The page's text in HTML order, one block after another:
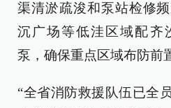
渠清淤疏浚和泵站检修
沉广场等低洼区域配齐
泵，确保重点区域布防前
“全省消防救援队伍已全